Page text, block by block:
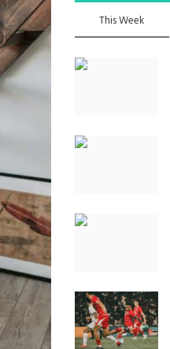
This Week